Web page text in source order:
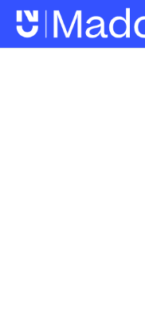
Salta al contenido principal